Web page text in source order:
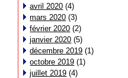
avril 2020 (4)
mars 2020 (3)
février 2020 (2)
janvier 2020 (5)
décembre 2019 (1)
octobre 2019 (1)
juillet 2019 (4)